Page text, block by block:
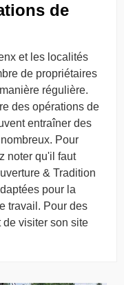
de
et les localités
de propriétaires
régulière.
des opérations de
entraîner des
Pour
noter qu'il faut
& Tradition
pour la
travail. Pour des
de visiter son site